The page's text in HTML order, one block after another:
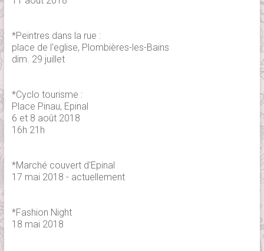
*Peintres dans la rue :
place de l'eglise, Plombières-les-Bains
dim. 29 juillet
*Cyclo tourisme :
Place Pinau, Epinal
6 et 8 août 2018
16h 21h
*Marché couvert d'Epinal
17 mai 2018 - actuellement
*Fashion Night
18 mai 2018